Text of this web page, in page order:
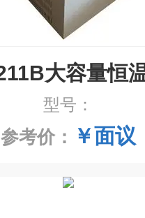
型号：
参考价： ￥面议